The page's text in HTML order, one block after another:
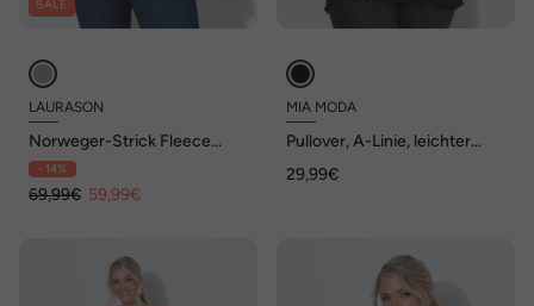
SALE
LAURASON
Norweger-Strick Fleece
Pullover, Troyerkragen,
- 14%
69,99€ 59,99€
MIA MODA
Pullover, A-Linie, leichter
Wellensaum
29,99€